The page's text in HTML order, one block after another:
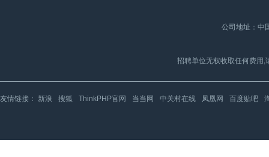
公司地址：中
招聘单位无权收取任何费用,
友情链接： 新浪 搜狐 ThinkPHP官网 当当网 中关村在线 凤凰网 百度贴吧